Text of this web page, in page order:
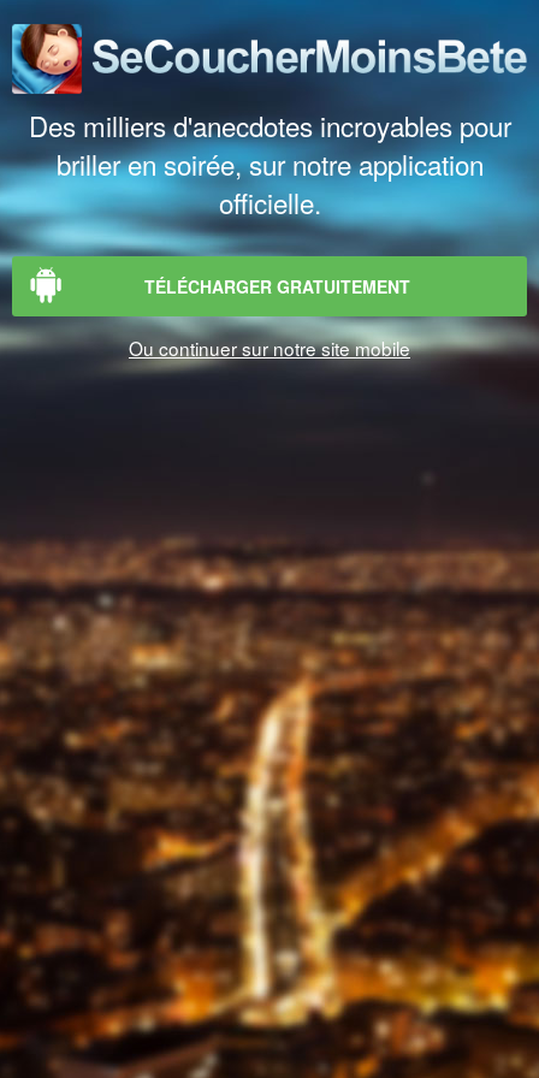
Des milliers d'anecdotes incroyables pour
briller en soirée, sur notre application
officielle.
TÉLÉCHARGER GRATUITEMENT
Ou continuer sur notre site mobile